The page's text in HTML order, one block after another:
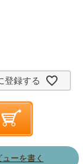
登録する
ューを書く